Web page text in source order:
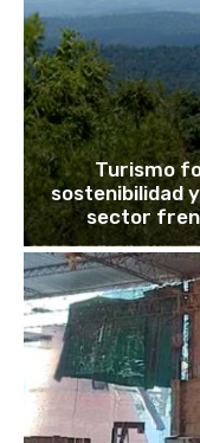
Turismo
sostenibilidad
sector